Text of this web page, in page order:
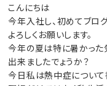
こんにちは
今年入社し、初めてブロ
よろしくお願いします。
今年の夏は特に暑かった
出来ましたでょうか？
今日私は熱中症について